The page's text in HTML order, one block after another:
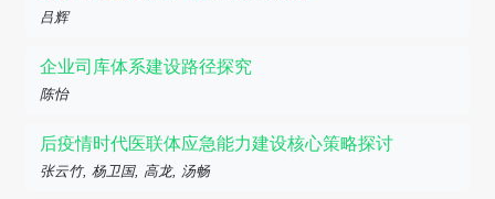
吕辉
企业司库体系建设路径探究
陈怡
后疫情时代医联体应急能力建设核心策略探讨
张云竹, 杨卫国, 高龙, 汤畅